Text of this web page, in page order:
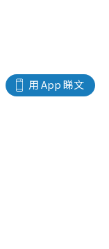
用 App 睇文